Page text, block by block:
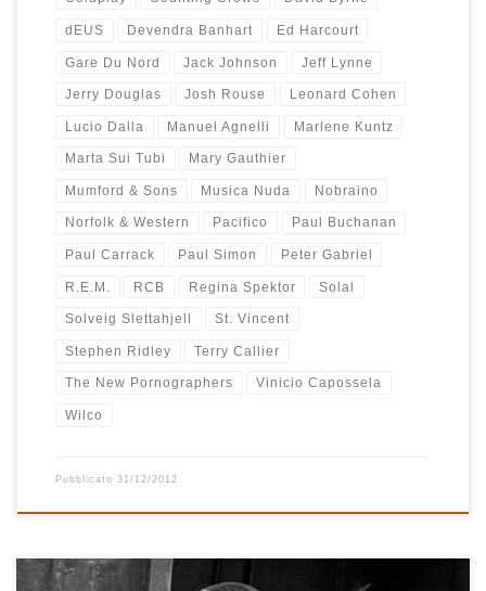
dEUS Devendra Banhart Ed Harcourt
Gare Du Nord Jack Johnson Jeff Lynne
Jerry Douglas Josh Rouse Leonard Cohen
Lucio Dalla Manuel Agnelli Marlene Kuntz
Marta Sui Tubi Mary Gauthier
Mumford & Sons Musica Nuda Nobraino
Norfolk & Western Pacifico Paul Buchanan
Paul Carrack Paul Simon Peter Gabriel
R.E.M. RCB Regina Spektor Solal
Solveig Slettahjell St. Vincent
Stephen Ridley Terry Callier
The New Pornographers Vinicio Capossela
Wilco
Pubblicato 31/12/2012